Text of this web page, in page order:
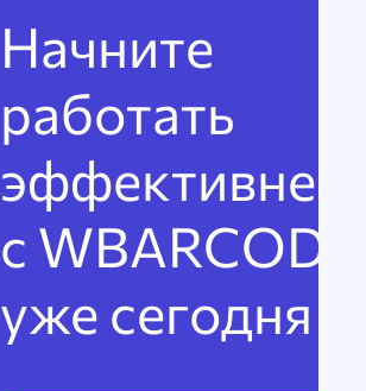
Начните
работать
эффективнее
с WBARCODE
уже сегодня